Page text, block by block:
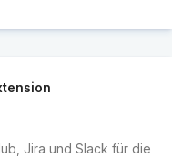
Jira und Slack für die